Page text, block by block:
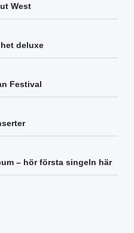
West
deluxe
Festival
– hör första singeln här